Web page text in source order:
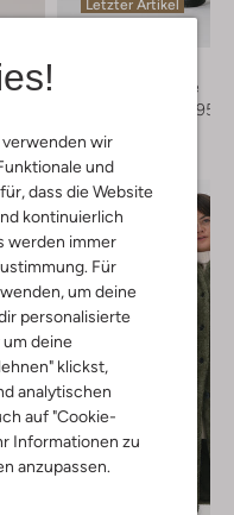
wir
und
dass die Website
kontinuierlich
werden immer
Für
um deine
personalisierte
deine
klickst,
analytischen
auf "Cookie-
Informationen zu
anzupassen.
Letzter Artikel
Wattierte Jacke
€ 119,95